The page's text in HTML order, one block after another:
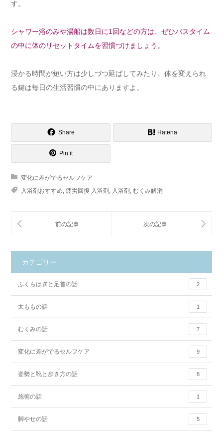
す。
シャワー浴のみや湯船は数日に1回などの方は、ぜひバスタイム
の中に体のリセットタイムを習慣づけましょう。
浸かる時間が短い方は少しづつ延ばしてみたり、体を変えられ
る鍵は毎日の生活習慣の中にありますよ。
Share Hatena
Pin it
変化に差がでるセルフケア
入浴剤おすすめ 疲労回復 入浴剤 入浴剤 むくみ解消
カテゴリー
ふくらはぎと足首の話 2
太ももの話 1
むくみの話 7
変化に差がでるセルフケア 9
姿勢と靴と歩き方の話 8
施術の話 1
脚やせの話 5